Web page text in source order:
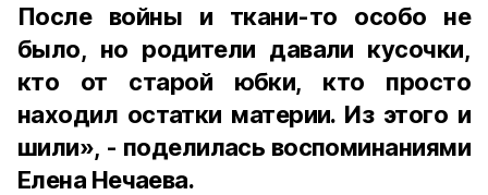
После войны и ткани-то особо не
было, но родители давали кусочки,
кто от старой юбки, кто просто
находил остатки материи. Из этого и
шили», - поделилась воспоминаниями
Елена Нечаева.